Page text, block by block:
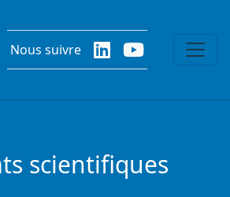
Nous suivre
scientifiques